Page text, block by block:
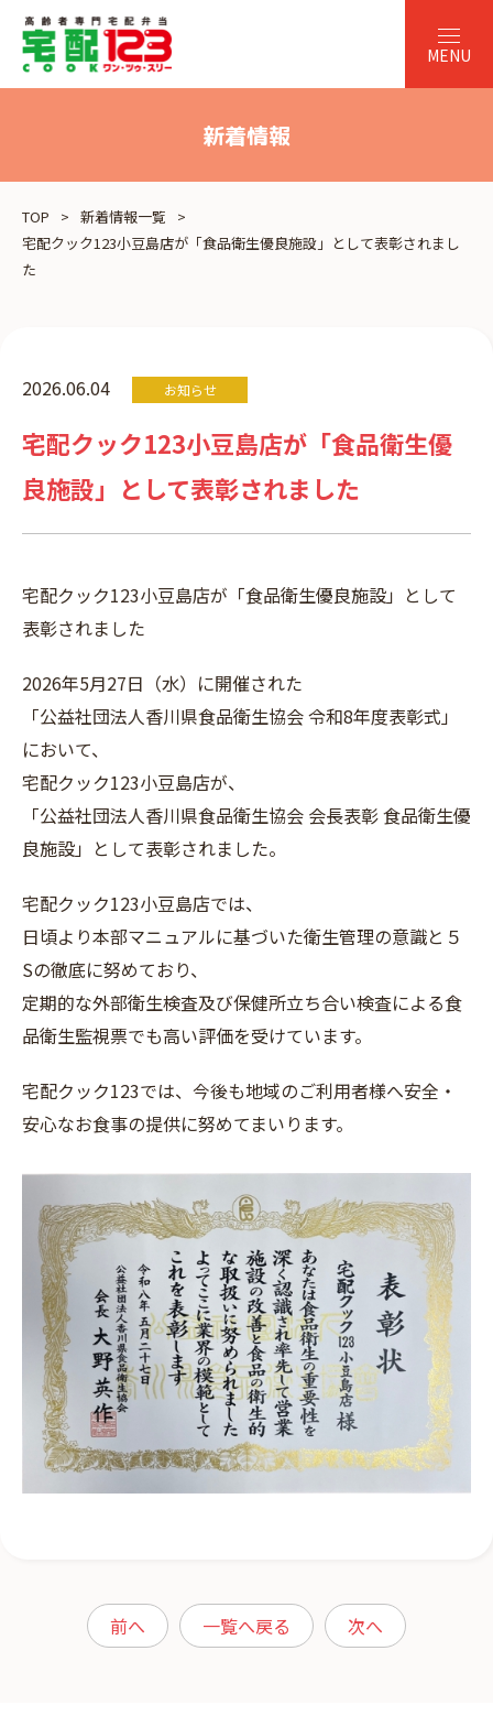
新着情報
TOP
新着情報一覧
宅配クック123小豆島店が「食品衛生優良施設」として表彰されまし
た
2026.06.04 お知らせ
宅配クック123小豆島店が「食品衛生優
良施設」として表彰されました
宅配クック123小豆島店が「食品衛生優良施設」として
表彰されました
2026年5月27日（水）に開催された
「公益社団法人香川県食品衛生協会 令和8年度表彰式」
において、
宅配クック123小豆島店が、
「公益社団法人香川県食品衛生協会 会長表彰 食品衛生優
良施設」として表彰されました。
宅配クック123小豆島店では、
日頃より本部マニュアルに基づいた衛生管理の意識と５
Sの徹底に努めており、
定期的な外部衛生検査及び保健所立ち合い検査による食
品衛生監視票でも高い評価を受けています。
宅配クック123では、今後も地域のご利用者様へ安全・
安心なお食事の提供に努めてまいります。
前へ 一覧へ戻る 次へ